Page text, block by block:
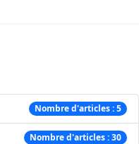
Nombre d'articles : 5
Nombre d'articles : 30